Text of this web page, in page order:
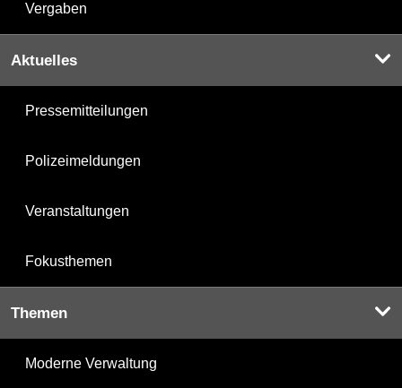
Vergaben
Aktuelles
Pressemitteilungen
Polizeimeldungen
Veranstaltungen
Fokusthemen
Themen
Moderne Verwaltung